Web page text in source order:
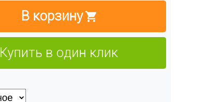
В корзину
Купить в один клик